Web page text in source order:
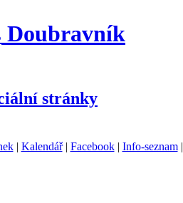
Doubravník
stránky
| Kalendář| Facebook| Info-seznam|